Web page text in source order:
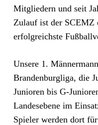
Mitgliedern und seit
Zulauf ist der SCEMZ
erfolgreichste
Unsere 1.
Brandenburgliga, die
Junioren bis G-
Landesebene im
Spieler werden dort